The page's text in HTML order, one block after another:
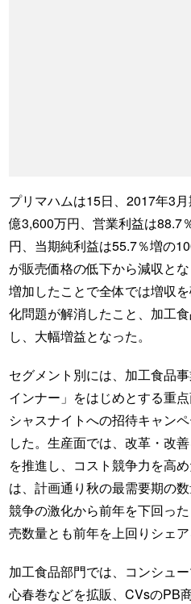
プリマハムは15日、2017年3
億3,600万円、営業利益は88.7
円、当期純利益は55.7％増の
が販売価格の低下から減収と
増加したことで全体では増収
化問題が解消したこと、加工
し、大幅増益となった。
セグメント別には、加工食品
インナー」をはじめとする重
シャスナイトへの招待キャン
した。生産面では、改革・改
を推進し、コスト競争力を高
は、計画通り秋の最需要期の
競争の激化から前年を下回っ
売数量とも前年を上回りシェア
加工食品部門では、コンシュ
心春巻などを拡販、CVsのPB